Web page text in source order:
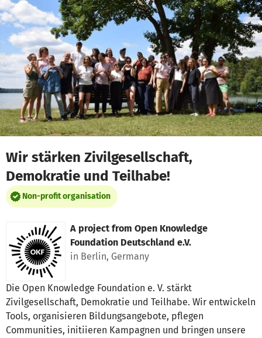
Skip to main content
Show accessibility statement
Wir stärken Zivilgesellschaft,
Demokratie und Teilhabe!
Non-profit organisation
A project from Open Knowledge
Foundation Deutschland e.V.
in Berlin, Germany
Die Open Knowledge Foundation e. V. stärkt
Zivilgesellschaft, Demokratie und Teilhabe. Wir entwickeln
Tools, organisieren Bildungsangebote, pflegen
Communities, initiieren Kampagnen und bringen unsere